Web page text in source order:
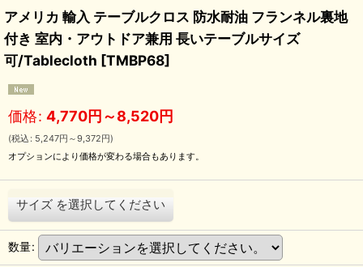
アメリカ 輸入 テーブルクロス 防水耐油 フランネル裏地
付き 室内・アウトドア兼用 長いテーブルサイズ
可/Tablecloth [TMBP68]
価格: 4,770円 ～8,520円
(税込 : 5,247円 ～9,372円)
オプションにより価格が変わる場合もあります。
サイズ を選択してください
数量: